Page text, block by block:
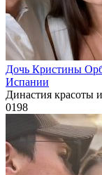
Дочь Кристины
Испании
Династия красоты
0198